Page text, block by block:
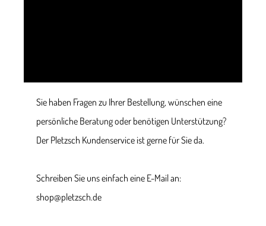
Sie haben Fragen zu Ihrer Bestellung, wünschen eine
persönliche Beratung oder benötigen Unterstützung?
Der Pletzsch Kundenservice ist gerne für Sie da.
Schreiben Sie uns einfach eine E-Mail an:
shop@pletzsch.de